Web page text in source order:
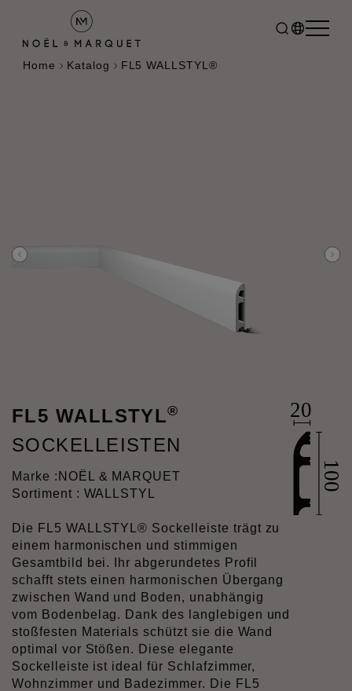
Home Katalog FL5 WALLSTYL®
FL5 WALLSTYL®
SOCKELLEISTEN
Marke : NOËL & MARQUET
Sortiment : WALLSTYL
Die FL5 WALLSTYL® Sockelleiste trägt zu
einem harmonischen und stimmigen
Gesamtbild bei. Ihr abgerundetes Profil
schafft stets einen harmonischen Übergang
zwischen Wand und Boden, unabhängig
vom Bodenbelag. Dank des langlebigen und
stoßfesten Materials schützt sie die Wand
optimal vor Stößen. Diese elegante
Sockelleiste ist ideal für Schlafzimmer,
Wohnzimmer und Badezimmer. Die FL5